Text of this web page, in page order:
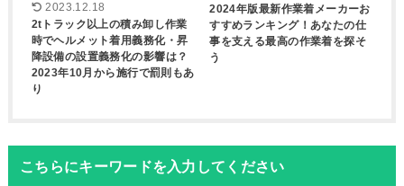
2023.12.18
2tトラック以上の積み卸し作業
時でヘルメット着用義務化・昇
降設備の設置義務化の影響は？
2023年10月から施行で罰則もあ
り
2024年版最新作業着メーカーお
すすめランキング！あなたの仕
事を支える最高の作業着を探そ
う
こちらにキーワードを入力してください